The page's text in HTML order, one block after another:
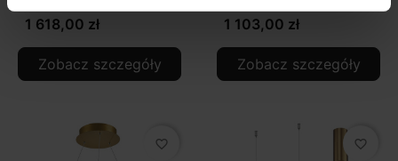
1 618,00 zł
Zobacz szczegóły
1 103,00 zł
Zobacz szczegóły
favorite_border favorite_border